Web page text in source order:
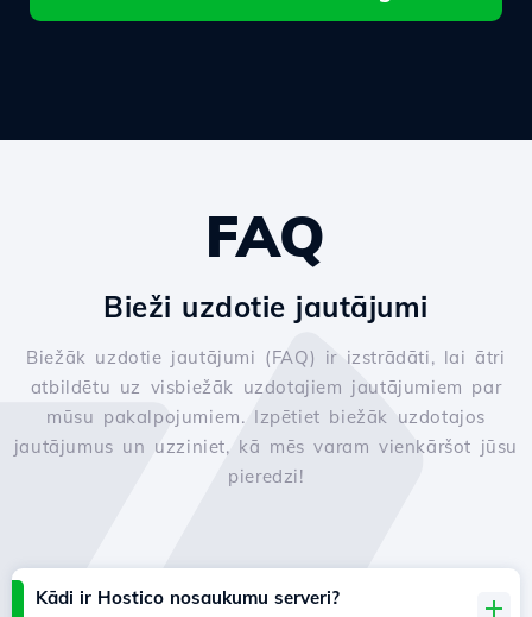
FAQ
Bieži uzdotie jautājumi
Biežāk uzdotie jautājumi (FAQ) ir izstrādāti, lai ātri
atbildētu uz visbiežāk uzdotajiem jautājumiem par
mūsu pakalpojumiem. Izpētiet biežāk uzdotajos
jautājumus un uzziniet, kā mēs varam vienkāršot jūsu
pieredzi!
Kādi ir Hostico nosaukumu serveri?